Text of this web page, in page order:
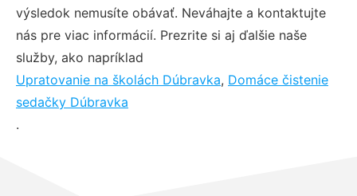
výsledok nemusíte obávať. Neváhajte a kontaktujte
nás pre viac informácií. Prezrite si aj ďalšie naše
služby, ako napríklad
Upratovanie na školách Dúbravka, Domáce čistenie
sedačky Dúbravka
.